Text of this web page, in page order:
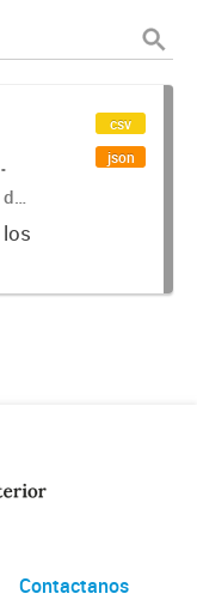
csv
json
Contactanos